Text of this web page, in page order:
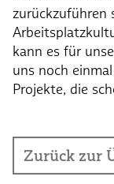
zurückzuführen
kann es für
uns noch
Projekte, die
Zurück zur